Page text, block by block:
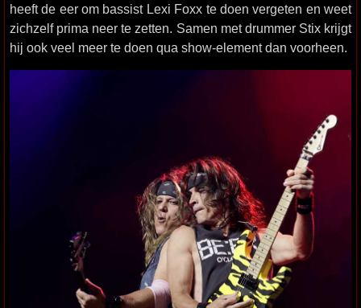
heeft de eer om bassist Lexi Foxx te doen vergeten en weet
zichzelf prima neer te zetten. Samen met drummer Stix krijgt
hij ook veel meer te doen qua show-element dan voorheen.